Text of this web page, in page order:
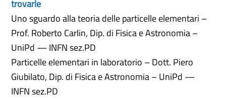
trovarle
Uno sguardo alla teoria delle particelle elementari –
Prof. Roberto Carlin, Dip. di Fisica e Astronomia –
UniPd — INFN sez.PD
Particelle elementari in laboratorio – Dott. Piero
Giubilato, Dip. di Fisica e Astronomia – UniPd —
INFN sez.PD